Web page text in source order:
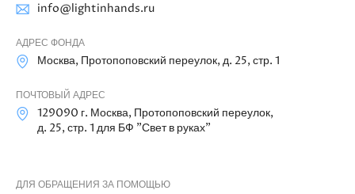
info@lightinhands.ru
АДРЕС ФОНДА
Москва, Протопоповский переулок, д. 25, стр. 1
ПОЧТОВЫЙ АДРЕС
129090 г. Москва, Протопоповский переулок,
д. 25, стр. 1 для БФ "Свет в руках"
ДЛЯ ОБРАЩЕНИЯ ЗА ПОМОЩЬЮ